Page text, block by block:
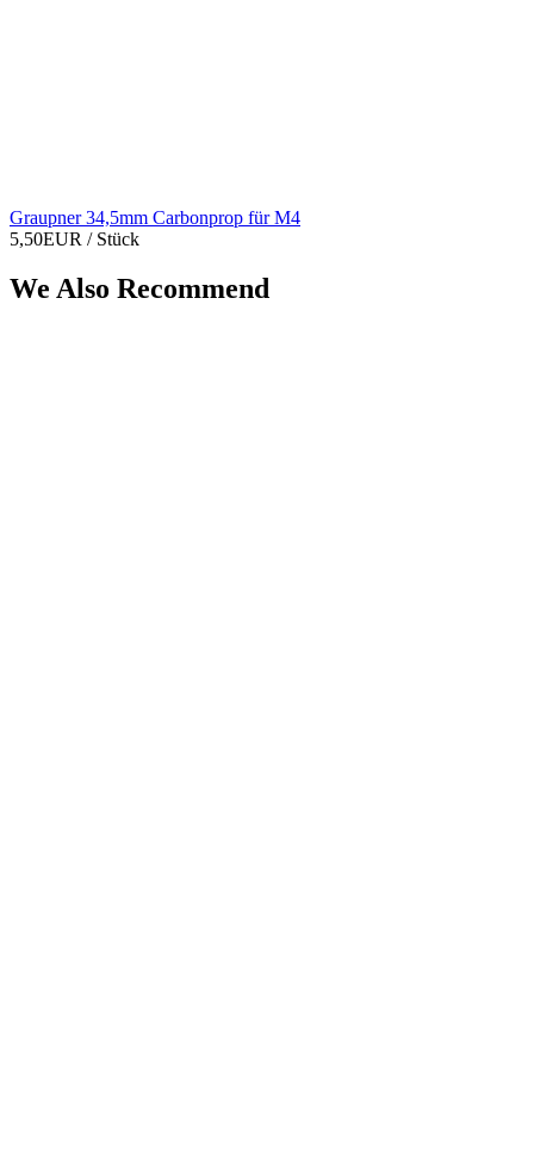
Graupner 34,5mm Carbonprop für M4
5,50EUR / Stück
We Also Recommend